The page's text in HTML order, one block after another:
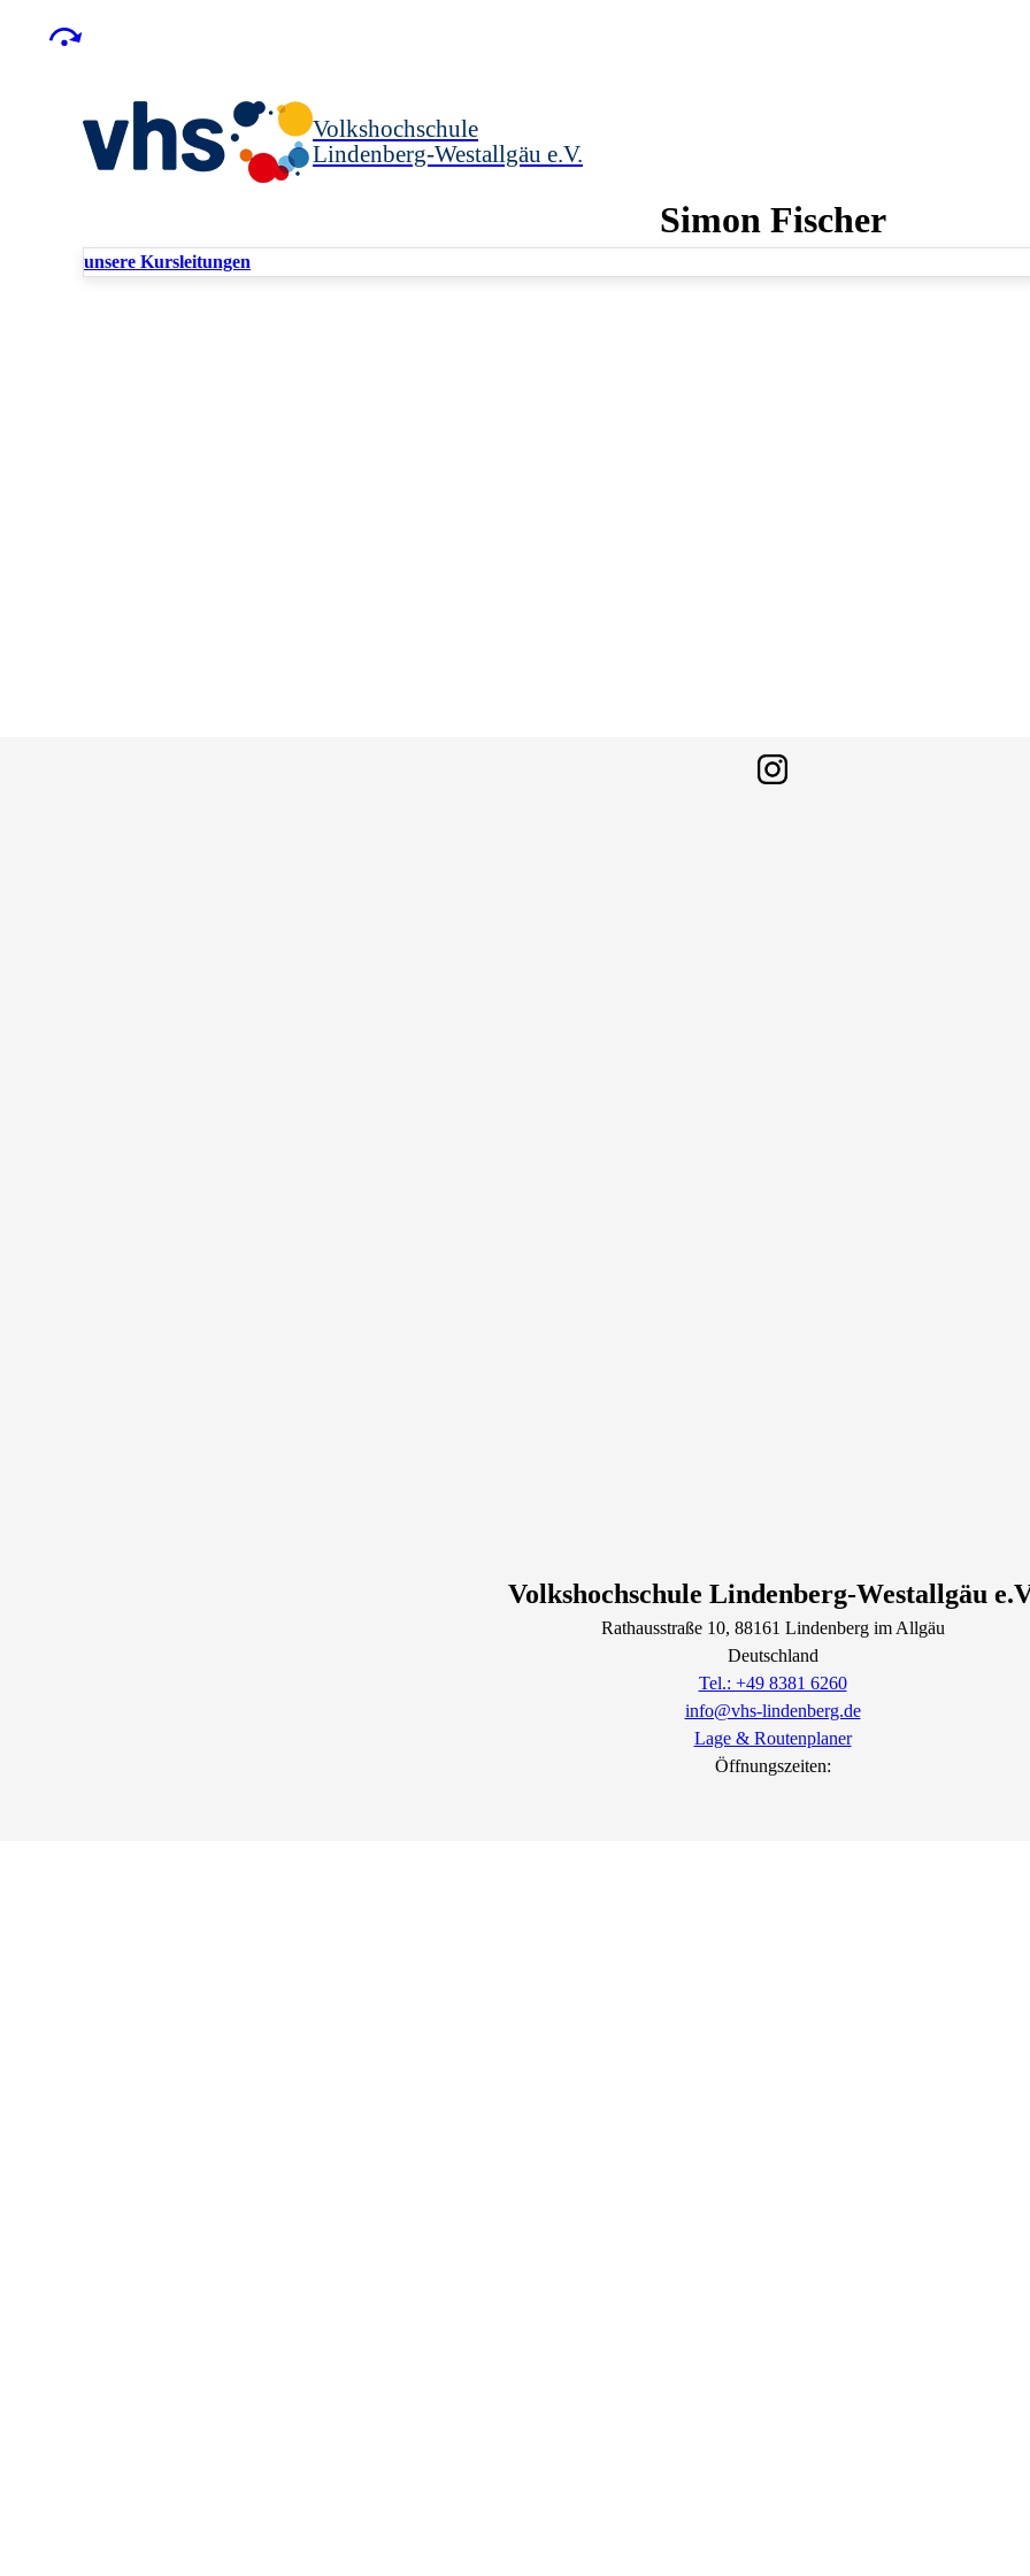
Volkshochschule
Lindenberg-Westallgäu e.V.
Simon Fischer
unsere Kursleitungen
Volkshochschule Lindenberg-Westallgäu
Rathausstraße10, 88161 Lindenberg im Allgäu
Deutschland
Tel.: +49 8381 6260
info@vhs-lindenberg.de
Lage & Routenplaner
Öffnungszeiten: